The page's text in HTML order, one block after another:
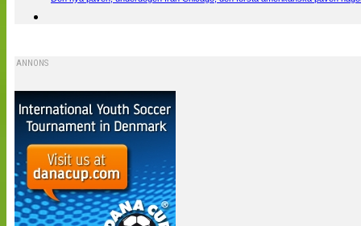
ANNONS